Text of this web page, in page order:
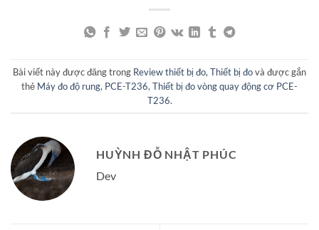
Bài viết này được đăng trong Review thiết bị đo, Thiết bị đovà được gắn
thẻ Máy đo độ rung, PCE-T236, Thiết bị đo vòng quay động cơ PCE-
T236.
HUỲNH ĐỖ NHẬT PHÚC
Dev